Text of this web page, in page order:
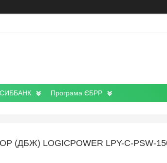
Програма ЄБРР
(ДБЖ) LOGICPOWER LPY-С-PSW-